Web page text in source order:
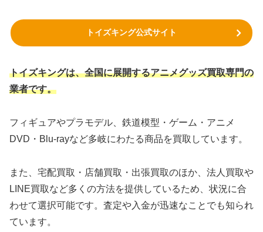
トイズキング公式サイト
トイズキングは、全国に展開するアニメグッズ買取専門の
業者です。
フィギュアやプラモデル、鉄道模型・ゲーム・アニメ
DVD・Blu-rayなど多岐にわたる商品を買取しています。
また、宅配買取・店舗買取・出張買取のほか、法人買取や
LINE買取など多くの方法を提供しているため、状況に合
わせて選択可能です。査定や入金が迅速なことでも知られ
ています。